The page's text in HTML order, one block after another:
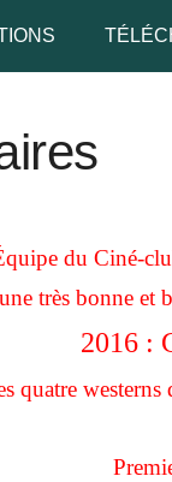
du Ciné-
une très bonne et
2016 :
quatre